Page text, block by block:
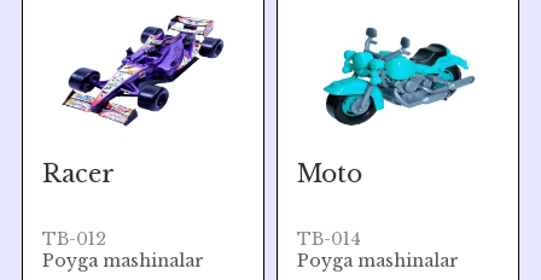
Racer
TB-012
Poyga mashinalar
Moto
TB-014
Poyga mashinalar